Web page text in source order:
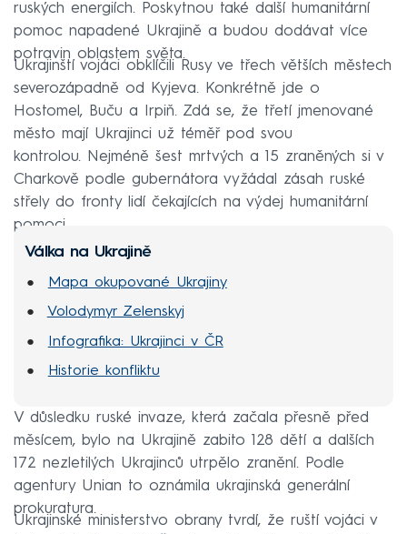
ruských energiích. Poskytnou také další humanitární
pomoc napadené Ukrajině a budou dodávat více
potravin oblastem světa.
Ukrajinští vojáci obklíčili Rusy ve třech větších městech
severozápadně od Kyjeva. Konkrétně jde o
Hostomel, Buču a Irpiň. Zdá se, že třetí jmenované
město mají Ukrajinci už téměř pod svou
kontrolou. Nejméně šest mrtvých a 15 zraněných si v
Charkově podle gubernátora vyžádal zásah ruské
střely do fronty lidí čekajících na výdej humanitární
pomoci.
Válka na Ukrajině
Mapa okupované Ukrajiny
Volodymyr Zelenskyj
Infografika: Ukrajinci v ČR
Historie konfliktu
V důsledku ruské invaze, která začala přesně před
měsícem, bylo na Ukrajině zabito 128 dětí a dalších
172 nezletilých Ukrajinců utrpělo zranění. Podle
agentury Unian to oznámila ukrajinská generální
prokuratura.
Ukrajinské ministerstvo obrany tvrdí, že ruští vojáci v